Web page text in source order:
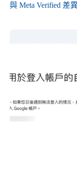
與 Meta Verified 差